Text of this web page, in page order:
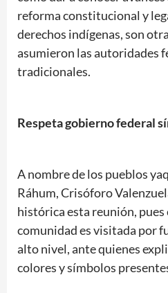
reforma constitucional y
derechos indígenas, son
asumieron las autoridades
tradicionales.
Respeta gobierno federal
A nombre de los pueblos
Ráhum, Crisóforo
histórica esta reunión, pues
comunidad es visitada por
alto nivel, ante quienes
colores y símbolos